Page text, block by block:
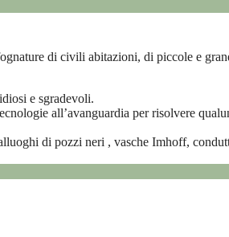
di civili abitazioni, di piccole e
e sgradevoli.
all’avanguardia per risolvere
di pozzi neri , vasche Imhoff,